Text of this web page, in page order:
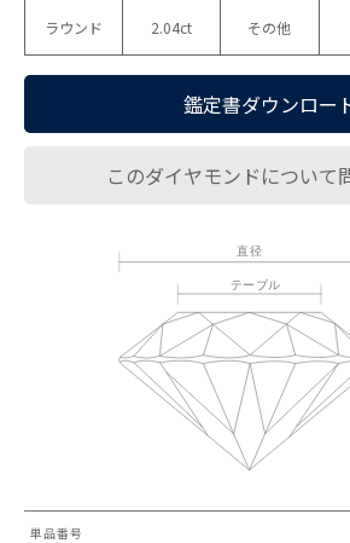
ラウンド 2.04ct その他
鑑定書ダウンロー
このダイヤモンドについて
単品番号